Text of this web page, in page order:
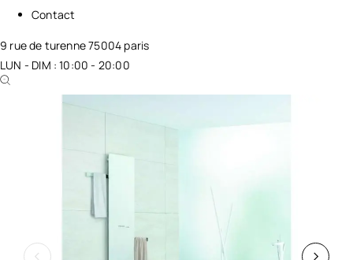
Contact
9 rue de turenne 75004 paris
LUN - DIM : 10:00 - 20:00